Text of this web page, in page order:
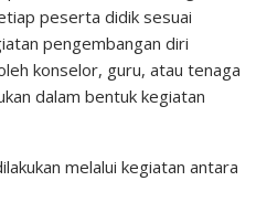
peserta didik sesuai
pengembangan diri
konselor, guru, atau tenaga
dalam bentuk kegiatan
melalui kegiatan antara